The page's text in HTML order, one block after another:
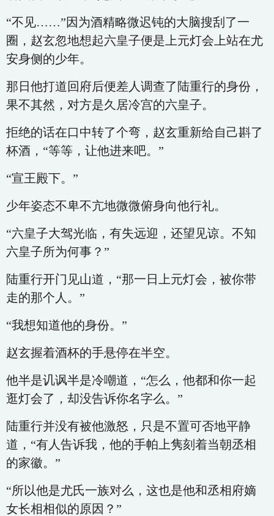
“不见……”因为酒精略微迟钝的大脑搜刮了一
圈，赵玄忽地想起六皇子便是上元灯会上站在尤
安身侧的少年。
那日他打道回府后便差人调查了陆重行的身份，
果不其然，对方是久居冷宫的六皇子。
拒绝的话在口中转了个弯，赵玄重新给自己斟了
杯酒，“等等，让他进来吧。”
“宣王殿下。”
少年姿态不卑不亢地微微俯身向他行礼。
“六皇子大驾光临，有失远迎，还望见谅。不知
六皇子所为何事？”
陆重行开门见山道，“那一日上元灯会，被你带
走的那个人。”
“我想知道他的身份。”
赵玄握着酒杯的手悬停在半空。
他半是讥讽半是冷嘲道，“怎么，他都和你一起
逛灯会了，却没告诉你名字么。”
陆重行并没有被他激怒，只是不置可否地平静
道，“有人告诉我，他的手帕上隽刻着当朝丞相
的家徽。”
“所以他是尤氏一族对么，这也是他和丞相府嫡
女长相相似的原因？”